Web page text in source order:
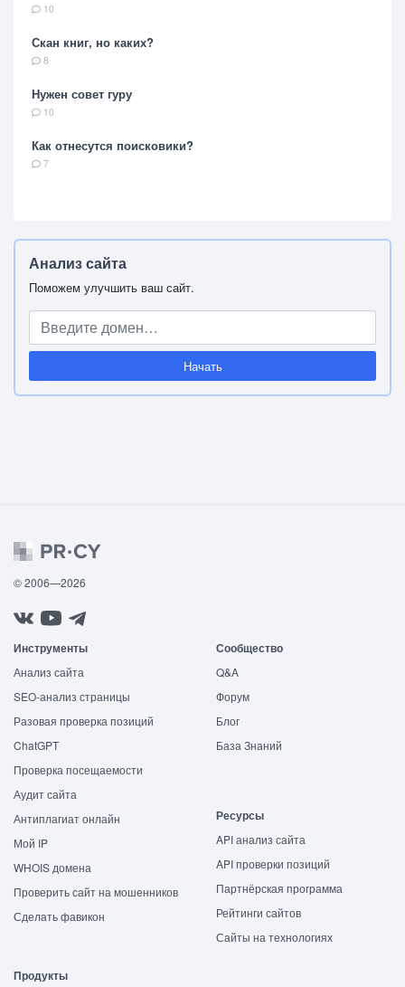
10
Скан книг, но каких?
8
Нужен совет гуру
10
Как отнесутся поисковики?
7
Анализ сайта
Поможем улучшить ваш сайт.
Начать
© 2006—2026
Инструменты
Анализ сайта
SEO-анализ страницы
Разовая проверка позиций
ChatGPT
Проверка посещаемости
Аудит сайта
Антиплагиат онлайн
Мой IP
WHOIS домена
Проверить сайт на мошенников
Сделать фавикон
Сообщество
Q&A
Форум
Блог
База Знаний
Ресурсы
API анализ сайта
API проверки позиций
Партнёрская программа
Рейтинги сайтов
Сайты на технологиях
Продукты